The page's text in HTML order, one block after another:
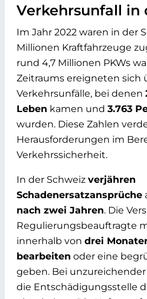
Verkehrsunfall in
Im Jahr 2022 waren in der
Millionen Kraftfahrzeuge
rund 4,7 Millionen PKWs
Zeitraums ereigneten sich
Verkehrsunfälle, bei denen
Leben kamen und 3.763
wurden. Diese Zahlen
Herausforderungen im
Verkehrssicherheit.
In der Schweiz verjähren
Schadenersatzansprüche
nach zwei Jahren. Die
Regulierungsbeauftragte
innerhalb von drei
bearbeiten oder eine
geben. Bei
die Entschädigungsstelle